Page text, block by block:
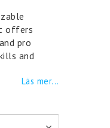
offers
pro
and
Läs mer...